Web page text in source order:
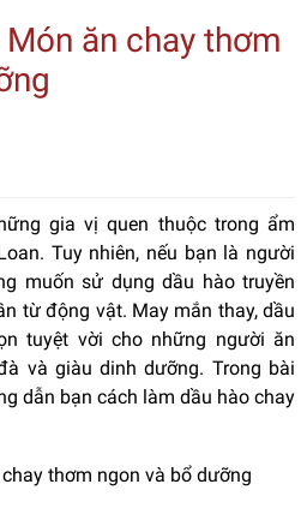
Món ăn chay thơm
gia vị quen thuộc trong ẩm
Tuy nhiên, nếu bạn là người
muốn sử dụng dầu hào truyền
từ động vật. May mắn thay, dầu
tuyệt vời cho những người ăn
và giàu dinh dưỡng. Trong bài
dẫn bạn cách làm dầu hào chay